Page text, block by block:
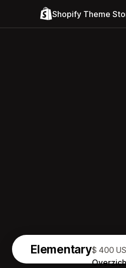
Shopify Theme
Elementary$ 400